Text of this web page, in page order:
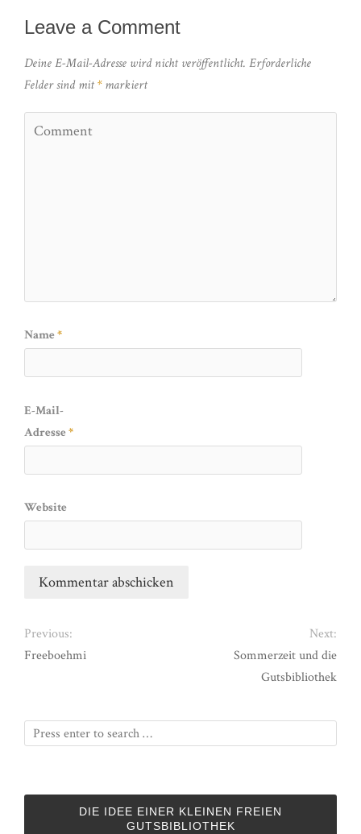
Leave a Comment
Deine E-Mail-Adresse wird nicht veröffentlicht. Erforderliche
Felder sind mit*markiert
Name *
E-Mail-
Adresse *
Website
Previous:
Freeboehmi
Next:
Sommerzeit und die
Gutsbibliothek
DIE IDEE EINER KLEINEN FREIEN
GUTSBIBLIOTHEK